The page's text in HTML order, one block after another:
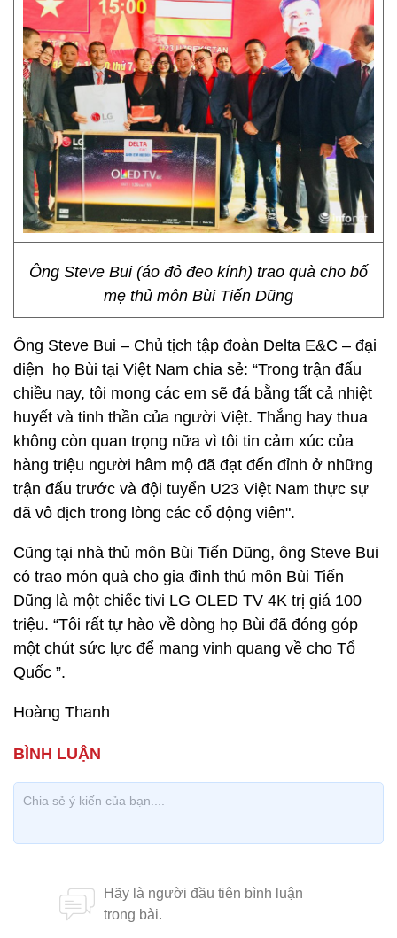
Ông Steve Bui (áo đỏ đeo kính) trao quà cho bố
mẹ thủ môn Bùi Tiến Dũng
Ông Steve Bui – Chủ tịch tập đoàn Delta E&C – đại
diện họ Bùi tại Việt Nam chia sẻ: “Trong trận đấu
chiều nay, tôi mong các em sẽ đá bằng tất cả nhiệt
huyết và tinh thần của người Việt. Thắng hay thua
không còn quan trọng nữa vì tôi tin cảm xúc của
hàng triệu người hâm mộ đã đạt đến đỉnh ở những
trận đấu trước và đội tuyển U23 Việt Nam thực sự
đã vô địch trong lòng các cổ động viên".
Cũng tại nhà thủ môn Bùi Tiến Dũng, ông Steve Bui
có trao món quà cho gia đình thủ môn Bùi Tiến
Dũng là một chiếc tivi LG OLED TV 4K trị giá 100
triệu. “Tôi rất tự hào về dòng họ Bùi đã đóng góp
một chút sức lực để mang vinh quang về cho Tổ
Quốc ”.
Hoàng Thanh